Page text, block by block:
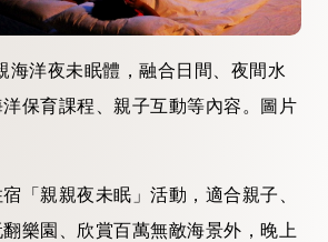
海洋夜未眠體，融合日間、夜間水
保育課程、親子互動等內容。圖片
「親親夜未眠」活動，適合親子、
樂園、欣賞百萬無敵海景外，晚上